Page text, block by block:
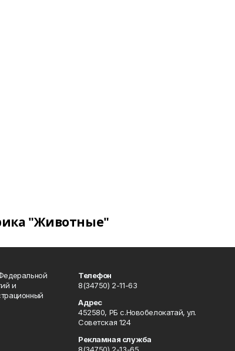
"Животные"
и
Телефон
8(34750) 2-11-63
Адрес
452580, РБ с.Новобелокатай, ул.
Советская 124
Рекламная служба